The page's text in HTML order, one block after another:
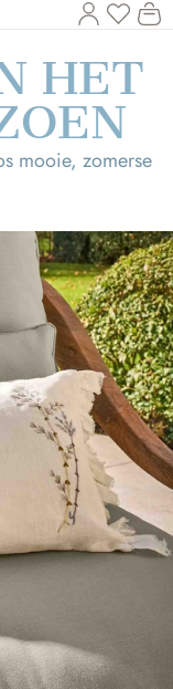
U
HET
mooie, zomerse